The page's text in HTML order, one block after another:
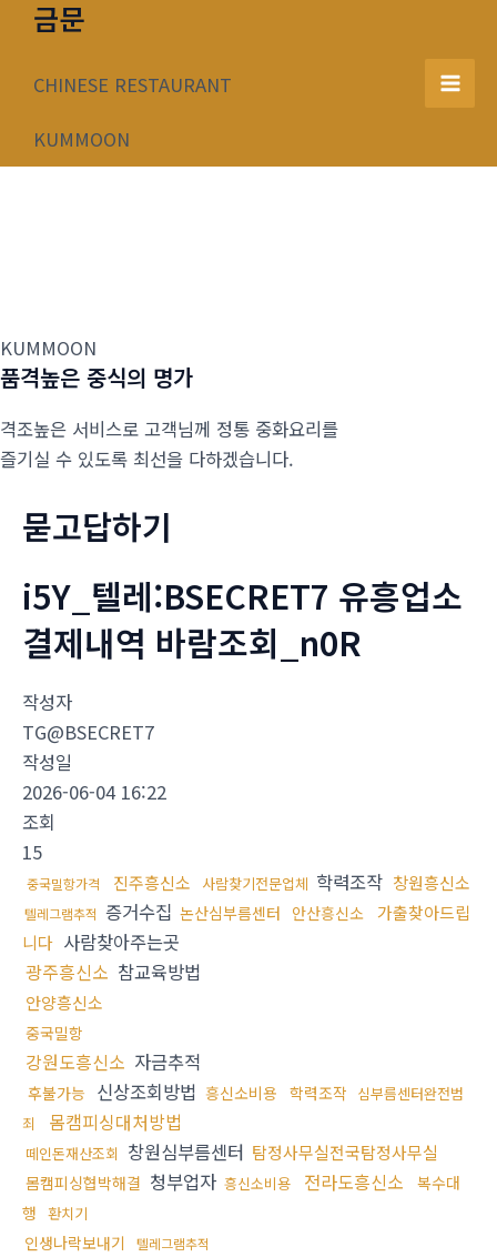
너
금문
CHINESE RESTAURANT
KUMMOON
Main
KUMMOON
품격높은 중식의 명가
격조높은 서비스로 고객님께 정통 중화요리를
즐기실 수 있도록 최선을 다하겠습니다.
묻고답하기
i5Y_텔레:BSECRET7 유흥업소
결제내역 바람조회_n0R
작성자
TG@BSECRET7
작성일
2026-06-04 16:22
조회
15
중국밀항가격 진주흥신소 사람찾기전문업체 학력조작 창원흥신소
텔레그램추적 증거수집 논산심부름센터 안산흥신소 가출찾아드립
니다 사람찾아주는곳
광주흥신소 참교육방법
안양흥신소
중국밀항
강원도흥신소 자금추적
후불가능 신상조회방법 흥신소비용 학력조작 심부름센터완전범
죄
몸캠피싱대처방법
떼인돈재산조회 창원심부름센터 탐정사무실전국탐정사무실
몸캠피싱협박해결 청부업자 흥신소비용 전라도흥신소
복수대
행 환치기
인생나락보내기 텔레그램추적